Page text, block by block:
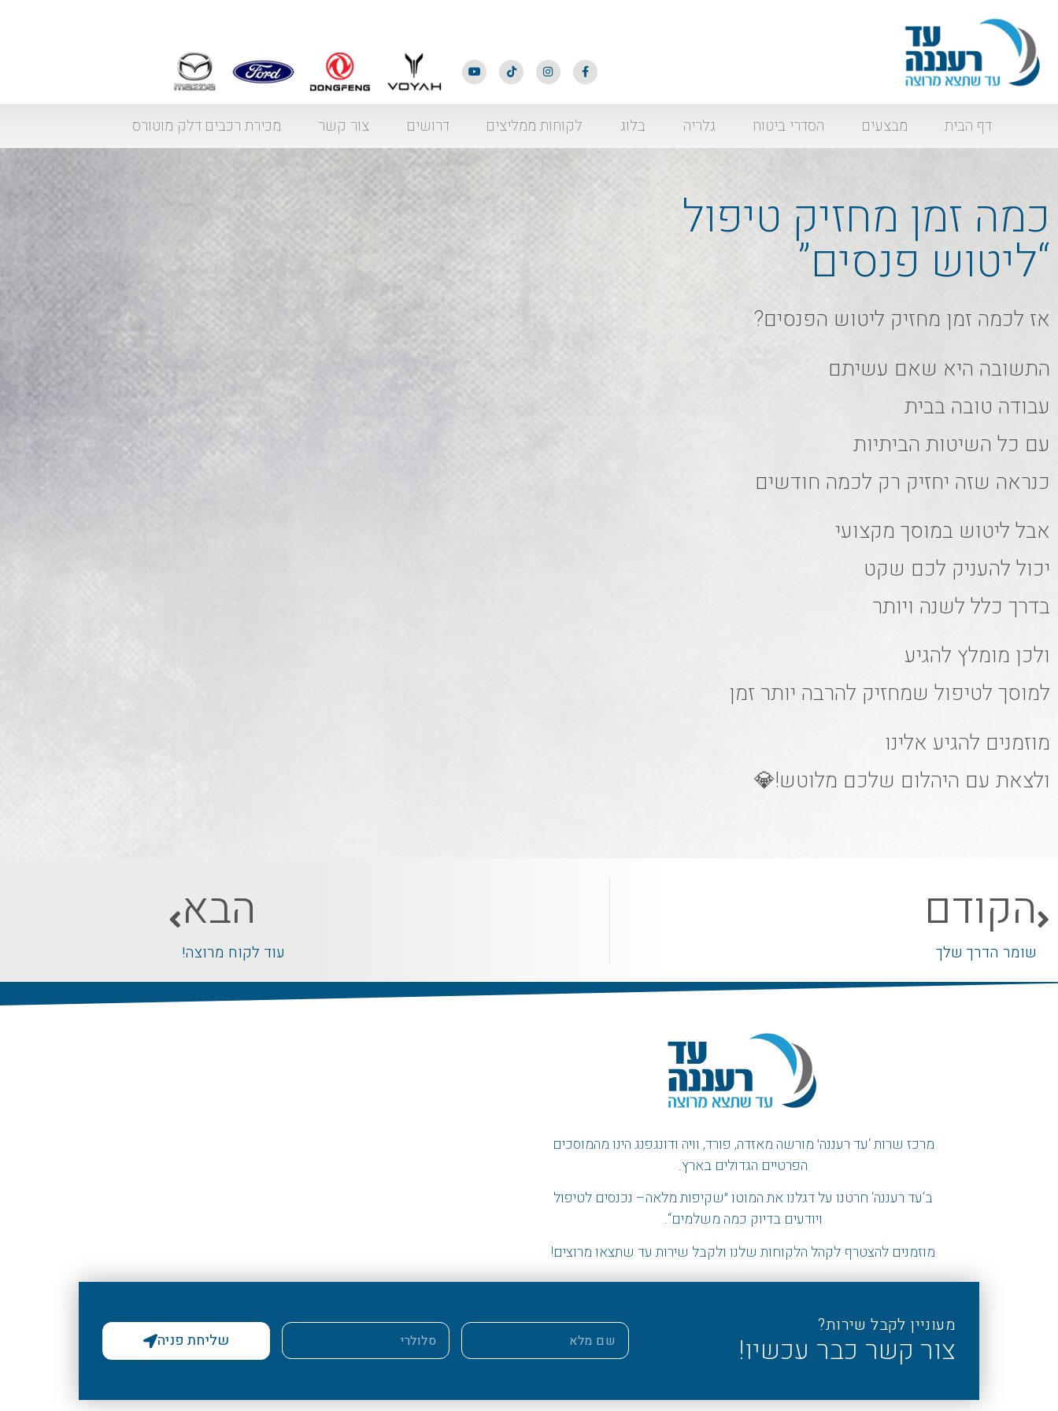
דף הבית מבצעים הסדרי ביטוח גלריה בלוג לקוחות ממליצים דרושים צור קשר מכירת רכבים דלק מוטורס
כמה זמן מחזיק טיפול
“ליטוש פנסים”
אז לכמה זמן מחזיק ליטוש הפנסים?
התשובה היא שאם עשיתם
עבודה טובה בבית
עם כל השיטות הביתיות
כנראה שזה יחזיק רק לכמה חודשים
אבל ליטוש במוסך מקצועי
יכול להעניק לכם שקט
בדרך כלל לשנה ויותר
ולכן מומלץ להגיע
למוסך לטיפול שמחזיק להרבה יותר זמן
מוזמנים להגיע אלינו
ולצאת עם היהלום שלכם מלוטש!💎
הקודם
שומר הדרך שלך
הבא
עוד לקוח מרוצה!
מרכז שרות ‘עד רעננה׳ מורשה מאזדה, פורד, וויה ודונגפנג הינו מהמוסכים
הפרטיים הגדולים בארץ.
ב‘עד רעננה‘ חרטנו על דגלנו את המוטו״שקיפות מלאה– נכנסים לטיפול
ויודעים בדיוק כמה משלמים“.
מוזמנים להצטרף לקהל הלקוחות שלנו ולקבל שירות עד שתצאו מרוצים!
מעוניין לקבל שירות?
צור קשר כבר עכשיו! שליחת פניה